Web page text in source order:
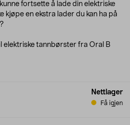
Nettlager
Få igjen
fortsette å lade din elektriske
kjøpe en ekstra lader du kan ha på
elektriske tannbørster fra Oral B